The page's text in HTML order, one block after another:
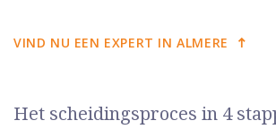
VIND NU EEN EXPERT IN ALMERE
Het scheidingsproces in 4